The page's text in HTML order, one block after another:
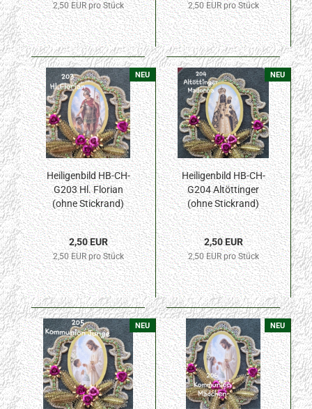
2,50 EUR pro Stück 2,50 EUR pro Stück
NEU
Heiligenbild HB-CH-
G203 Hl. Florian
(ohne Stickrand)
40x55mm
2,50 EUR
2,50 EUR pro Stück
NEU
Heiligenbild HB-CH-
G204 Altöttinger
(ohne Stickrand)
40x55mm
2,50 EUR
2,50 EUR pro Stück
NEU NEU